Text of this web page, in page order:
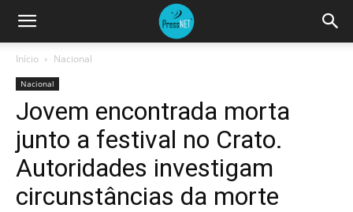
Início Nacional
Nacional
Jovem encontrada morta
junto a festival no Crato.
Autoridades investigam
circunstâncias da morte